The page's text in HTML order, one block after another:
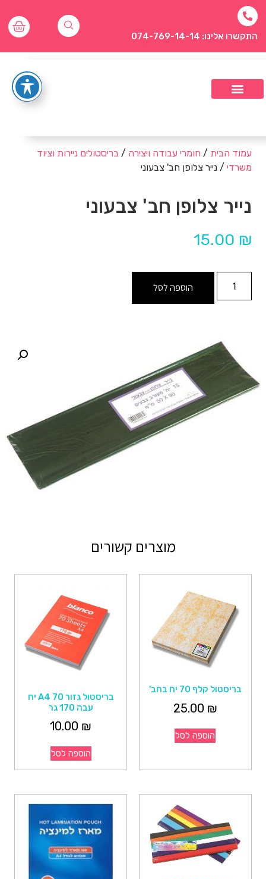
התקשרו אלינו: 074-769-14-14
עמוד הבית / חומרי עבודה ויצירה / בריסטולים ניירות וציוד
משרדי / נייר צלופן חב' צבעוני
נייר צלופן חב' צבעוני
15.00 ₪
הוספה לסל
מוצרים קשורים
בריסטול קלף 70 יח בחב'
25.00 ₪
הוספה לסל
בריסטול גזור A4 70 יח
עבה 170 גר
10.00 ₪
הוספה לסל